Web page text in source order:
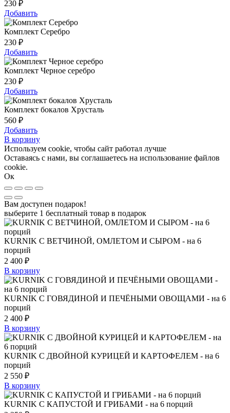
230 ₽
Добавить
Комплект Серебро
230 ₽
Добавить
Комплект Черное серебро
230 ₽
Добавить
Комплект бокалов Хрусталь
560 ₽
Добавить
В корзину
Используем cookie, чтобы сайт работал лучше
Оставаясь с нами, вы соглашаетесь на использование файлов
cookie.
Ок
Вам доступен подарок!
выберите 1 бесплатный товар в подарок
KURNIK С ВЕТЧИНОЙ, ОМЛЕТОМ И СЫРОМ - на 6
порций
2 400 ₽
В корзину
KURNIK С ГОВЯДИНОЙ И ПЕЧЁНЫМИ ОВОЩАМИ - на 6
порций
2 400 ₽
В корзину
KURNIK С ДВОЙНОЙ КУРИЦЕЙ И КАРТОФЕЛЕМ - на 6
порций
2 550 ₽
В корзину
KURNIK С КАПУСТОЙ И ГРИБАМИ - на 6 порций